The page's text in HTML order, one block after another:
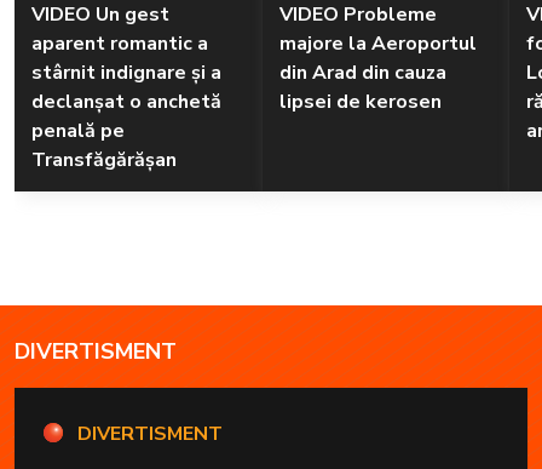
VIDEO Un gest
aparent romantic a
stârnit indignare și a
declanșat o anchetă
penală pe
Transfăgărășan
VIDEO Probleme
majore la Aeroportul
din Arad din cauza
lipsei de kerosen
DIVERTISMENT
DIVERTISMENT